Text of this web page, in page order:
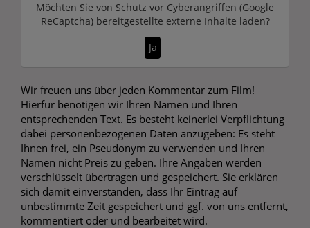
Möchten Sie von Schutz vor Cyberangriffen (Google
ReCaptcha)bereitgestellte externe Inhalte laden?
Ja
Wir freuen uns über jeden Kommentar zum Film!
Hierfür benötigen wir Ihren Namen und Ihren
entsprechenden Text. Es besteht keinerlei Verpflichtung
dabei personenbezogenen Daten anzugeben: Es steht
Ihnen frei, ein Pseudonym zu verwenden und Ihren
Namen nicht Preis zu geben. Ihre Angaben werden
verschlüsselt übertragen und gespeichert. Sie erklären
sich damit einverstanden, dass Ihr Eintrag auf
unbestimmte Zeit gespeichert und ggf. von uns entfernt,
kommentiert oder und bearbeitet wird.